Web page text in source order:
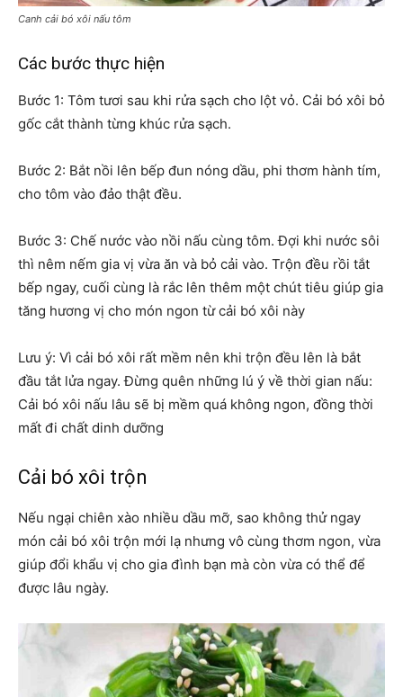
Canh cải bó xôi nấu tôm
Các bước thực hiện
Bước 1: Tôm tươi sau khi rửa sạch cho lột vỏ. Cải bó xôi bỏ
gốc cắt thành từng khúc rửa sạch.
Bước 2: Bắt nồi lên bếp đun nóng dầu, phi thơm hành tím,
cho tôm vào đảo thật đều.
Bước 3: Chế nước vào nồi nấu cùng tôm. Đợi khi nước sôi
thì nêm nếm gia vị vừa ăn và bỏ cải vào. Trộn đều rồi tắt
bếp ngay, cuối cùng là rắc lên thêm một chút tiêu giúp gia
tăng hương vị cho món ngon từ cải bó xôi này
Lưu ý: Vì cải bó xôi rất mềm nên khi trộn đều lên là bắt
đầu tắt lửa ngay. Đừng quên những lú ý về thời gian nấu:
Cải bó xôi nấu lâu sẽ bị mềm quá không ngon, đồng thời
mất đi chất dinh dưỡng
Cải bó xôi trộn
Nếu ngại chiên xào nhiều dầu mỡ, sao không thử ngay
món cải bó xôi trộn mới lạ nhưng vô cùng thơm ngon, vừa
giúp đổi khẩu vị cho gia đình bạn mà còn vừa có thể để
được lâu ngày.